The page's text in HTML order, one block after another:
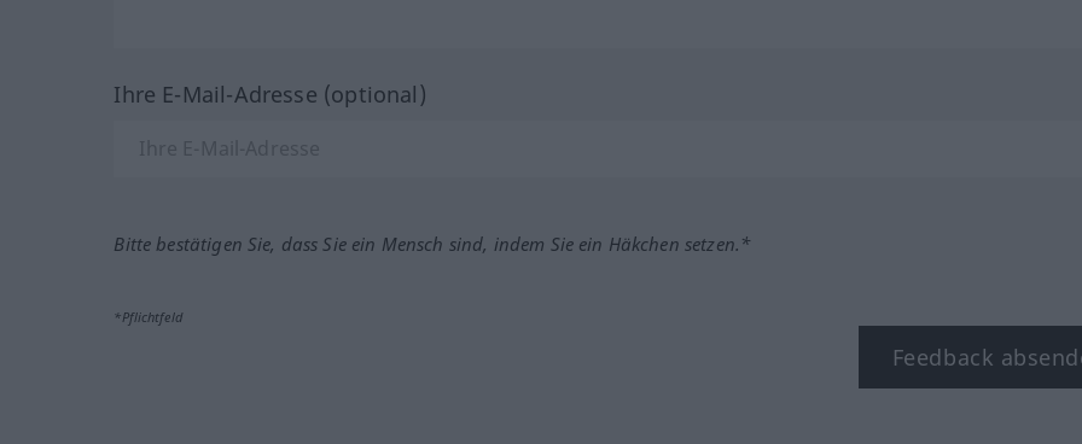
Ihre E-Mail-Adresse (optional)
Bitte bestätigen Sie, dass Sie ein Mensch sind, indem Sie ein Häkchen setzen.*
*Pflichtfeld
Feedback